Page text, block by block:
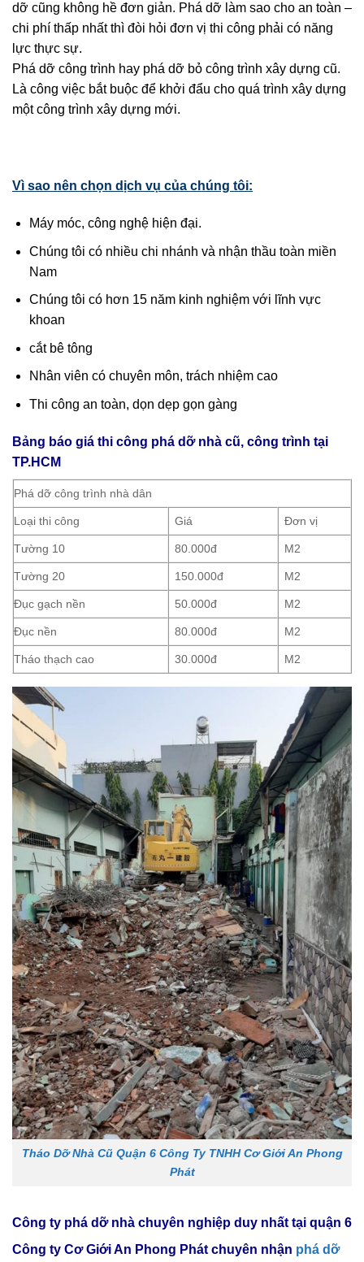
dỡ cũng không hề đơn giản. Phá dỡ làm sao cho an toàn –
chi phí thấp nhất thì đòi hỏi đơn vị thi công phải có năng
lực thực sự.
Phá dỡ công trình hay phá dỡ bỏ công trình xây dựng cũ.
Là công việc bắt buộc để khởi đẩu cho quá trình xây dựng
một công trình xây dựng mới.
Vì sao nên chọn dịch vụ của chúng tôi:
Máy móc, công nghệ hiện đại.
Chúng tôi có nhiều chi nhánh và nhận thầu toàn miền
Nam
Chúng tôi có hơn 15 năm kinh nghiệm với lĩnh vực
khoan
cắt bê tông
Nhân viên có chuyên môn, trách nhiệm cao
Thi công an toàn, dọn dẹp gọn gàng
Bảng báo giá thi công phá dỡ nhà cũ, công trình tại
TP.HCM
Phá dỡ công trình nhà dân
Loại thi công Giá Đơn vị
Tường 10 80.000đ M2
Tường 20 150.000đ M2
Đục gạch nền 50.000đ M2
Đục nền 80.000đ M2
Tháo thạch cao 30.000đ M2
Tháo Dỡ Nhà Cũ Quận 6 Công Ty TNHH Cơ Giới An Phong
Phát
Công ty phá dỡ nhà chuyên nghiệp duy nhất tại quận 6
Công ty Cơ Giới An Phong Phát chuyên nhận phá dỡ